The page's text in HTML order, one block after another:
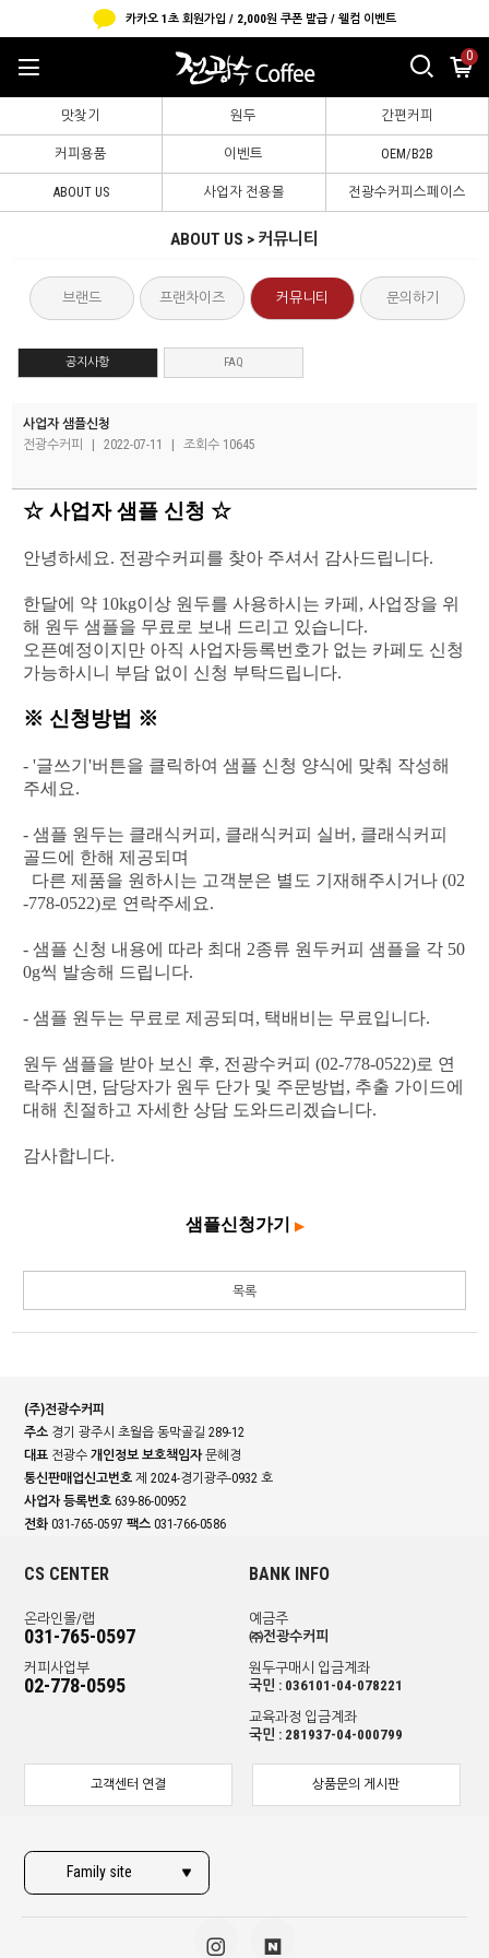
카카오 1초 회원가입 / 2,000원 쿠폰 발급 / 웰컴 이벤트
0
맛찾기 원두 간편커피
커피용품 이벤트 OEM/B2B
ABOUT US 사업자 전용몰 전광수커피스페이스
ABOUT US > 커뮤니티
브랜드 프랜차이즈 커뮤니티 문의하기
공지사항 FAQ
사업자 샘플신청
전광수커피
2022-07-11 조회수 10645
☆ 사업자 샘플 신청 ☆
안녕하세요. 전광수커피를 찾아 주셔서 감사드립니다.
한달에 약 10kg이상 원두를 사용하시는 카페, 사업장을 위
해 원두 샘플을 무료로 보내 드리고 있습니다.
오픈예정이지만 아직 사업자등록번호가 없는 카페도 신청
가능하시니 부담 없이 신청 부탁드립니다.
※ 신청방법 ※
- '글쓰기'버튼을 클릭하여 샘플 신청 양식에 맞춰 작성해
주세요.
- 샘플 원두는 클래식커피, 클래식커피 실버, 클래식커피
골드에 한해 제공되며
다른 제품을 원하시는 고객분은 별도 기재해주시거나(02
-778-0522)로 연락주세요.
- 샘플 신청 내용에 따라 최대 2종류 원두커피 샘플을 각 50
0g씩 발송해 드립니다.
- 샘플 원두는 무료로 제공되며, 택배비는 무료입니다.
원두 샘플을 받아 보신 후, 전광수커피 (02-778-0522)로 연
락주시면, 담당자가 원두 단가 및 주문방법, 추출 가이드에
대해 친절하고 자세한 상담 도와드리겠습니다.
감사합니다.
샘플신청가기 ▶
목록
(주)전광수커피
주소 경기 광주시 초월읍 동막골길 289-12
대표 전광수개인정보 보호책임자문혜경
통신판매업신고번호 제 2024-경기광주-0932 호
사업자 등록번호 639-86-00952
전화 031-765-0597팩스 031-766-0586
CS CENTER
온라인몰/랩
031-765-0597
커피사업부
02-778-0595
BANK INFO
예금주
㈜전광수커피
원두구매시 입금계좌
국민 : 036101-04-078221
교육과정 입금계좌
국민 : 281937-04-000799
고객센터 연결 상품문의 게시판
Family site